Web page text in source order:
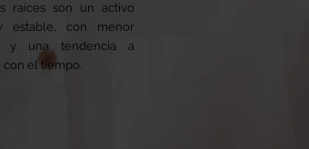
raíces son un activo
estable, con menor
y una tendencia a
con el tiempo.